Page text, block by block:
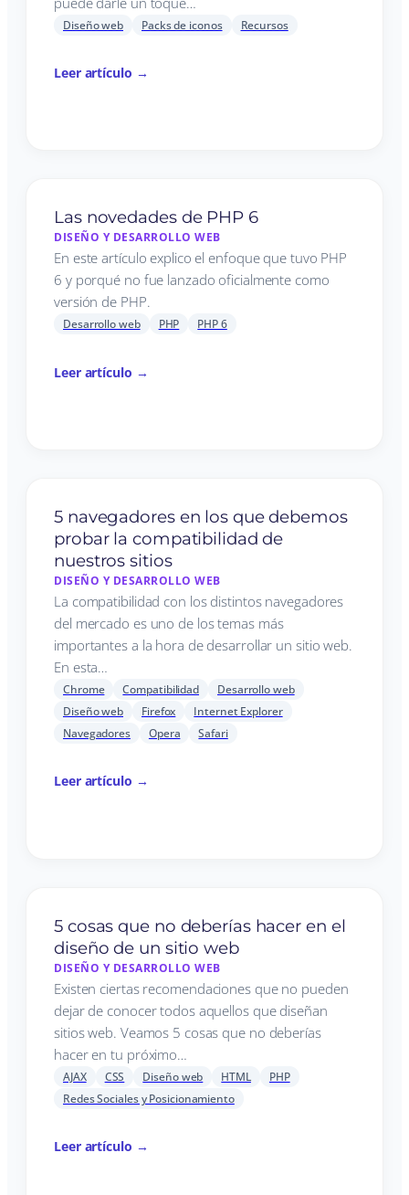
Diseño web Packs de iconos Recursos
Leer artículo →
Las novedades de PHP 6
DISEÑO Y DESARROLLO WEB
En este artículo explico el enfoque que tuvo PHP
6 y porqué no fue lanzado oficialmente como
versión de PHP.
Desarrollo web PHP PHP 6
Leer artículo →
5 navegadores en los que debemos
probar la compatibilidad de
nuestros sitios
DISEÑO Y DESARROLLO WEB
La compatibilidad con los distintos navegadores
del mercado es uno de los temas más
importantes a la hora de desarrollar un sitio web.
En esta…
Chrome Compatibilidad
Desarrollo web
Diseño web
Firefox
Internet Explorer
Navegadores
Opera Safari
Leer artículo →
5 cosas que no deberías hacer en el
diseño de un sitio web
DISEÑO Y DESARROLLO WEB
Existen ciertas recomendaciones que no pueden
dejar de conocer todos aquellos que diseñan
sitios web. Veamos 5 cosas que no deberías
hacer en tu próximo…
AJAX CSS Diseño web HTML
PHP
Redes Sociales y Posicionamiento
Leer artículo →